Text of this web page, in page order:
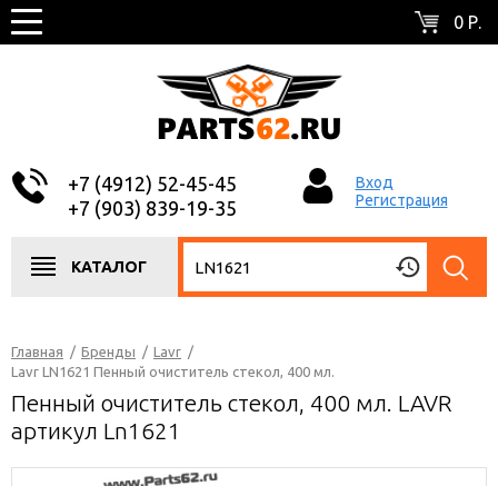
0 Р.
+7 (4912) 52-45-45
+7 (903) 839-19-35
Вход
Регистрация
КАТАЛОГ
Главная / Бренды / Lavr /
Lavr LN1621 Пенный очиститель стекол, 400 мл.
Пенный очиститель стекол, 400 мл. LAVR
артикул Ln1621